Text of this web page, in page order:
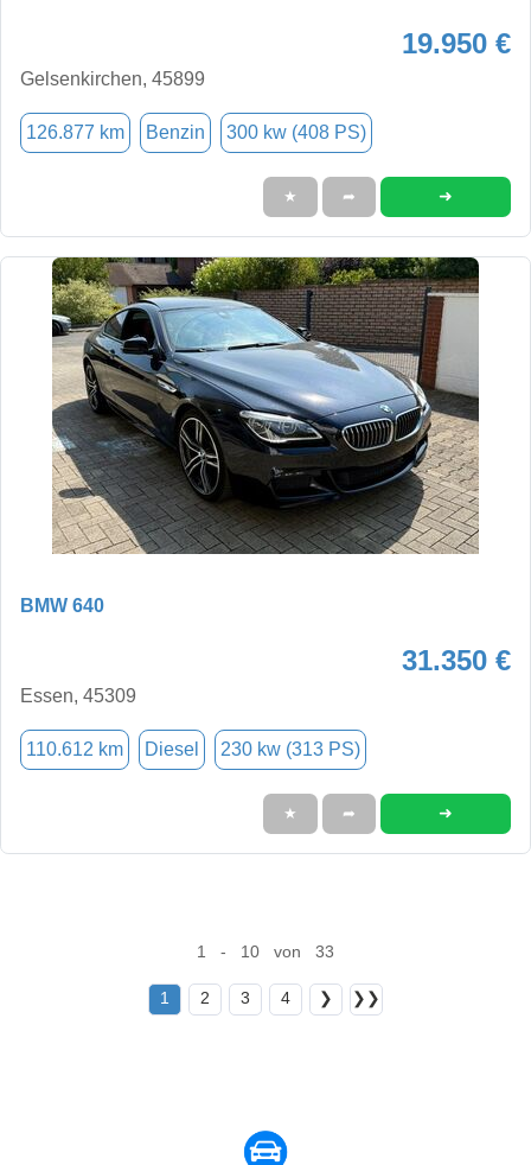
19.950 €
Gelsenkirchen, 45899
126.877 km Benzin 300 kw (408 PS)
★ ➦ ➜
BMW 640
31.350 €
Essen, 45309
110.612 km Diesel 230 kw (313 PS)
★ ➦ ➜
1 - 10 von 33
1 2 3 4 ❯ ❯❯